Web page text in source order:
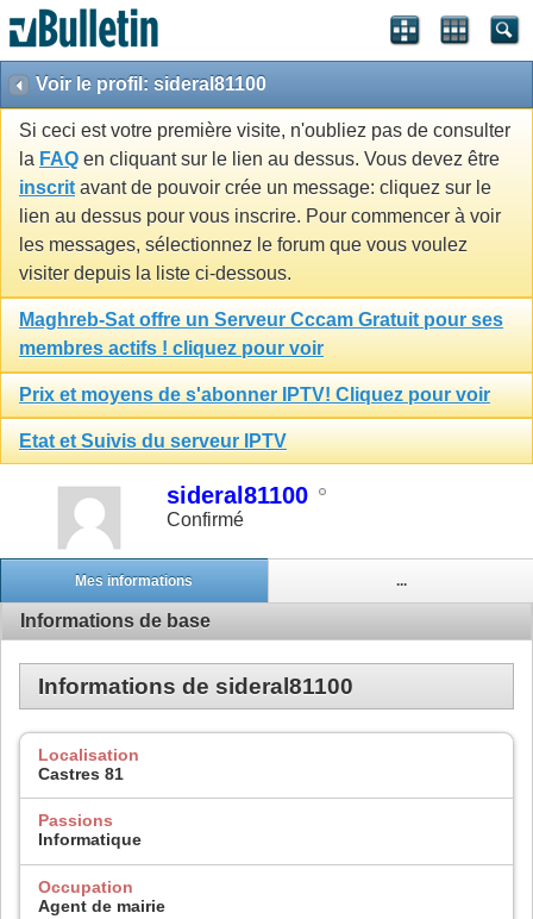
Voir le profil: sideral81100
Si ceci est votre première visite, n'oubliez pas de consulter
la FAQ en cliquant sur le lien au dessus. Vous devez être
inscrit avant de pouvoir crée un message: cliquez sur le
lien au dessus pour vous inscrire. Pour commencer à voir
les messages, sélectionnez le forum que vous voulez
visiter depuis la liste ci-dessous.
Maghreb-Sat offre un Serveur Cccam Gratuit pour ses
membres actifs ! cliquez pour voir
Prix et moyens de s'abonner IPTV! Cliquez pour voir
Etat et Suivis du serveur IPTV
sideral81100
Confirmé
Mes informations ...
Informations de base
Informations de sideral81100
Localisation
Castres 81
Passions
Informatique
Occupation
Agent de mairie